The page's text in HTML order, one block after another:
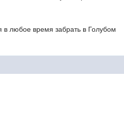
в любое время забрать в Голубом